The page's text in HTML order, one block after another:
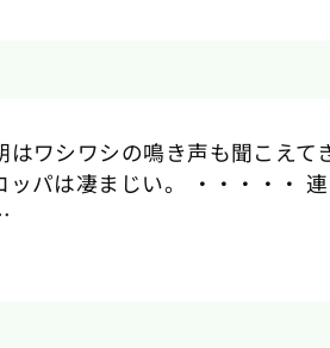
はワシワシの鳴き声も聞こえ
ッパは凄まじい。 ・・・・・